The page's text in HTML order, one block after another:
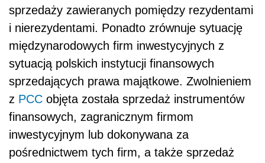
sprzedaży zawieranych pomiędzy rezydentami
i nierezydentami. Ponadto zrównuje sytuację
międzynarodowych firm inwestycyjnych z
sytuacją polskich instytucji finansowych
sprzedających prawa majątkowe. Zwolnieniem
z PCC objęta została sprzedaż instrumentów
finansowych, zagranicznym firmom
inwestycyjnym lub dokonywana za
pośrednictwem tych firm, a także sprzedaż